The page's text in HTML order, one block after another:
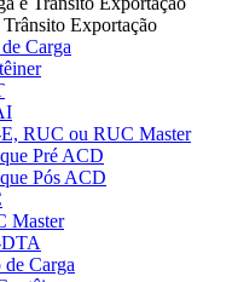
Exportação
Carga
RUC ou RUC Master
Pré ACD
Pós ACD
Master
Carga